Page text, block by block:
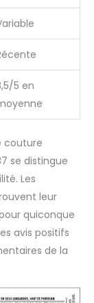
5 en
couture
se distingue
Les
leur
quiconque
avis positifs
de la